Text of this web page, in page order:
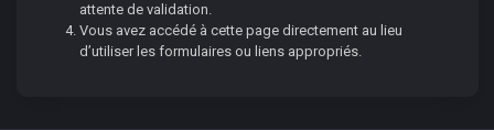
attente de validation.
Vous avez accédé à cette page directement au lieu
d’utiliser les formulaires ou liens appropriés.